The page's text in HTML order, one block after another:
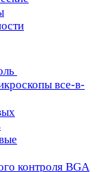
все-в-
контроля BGA